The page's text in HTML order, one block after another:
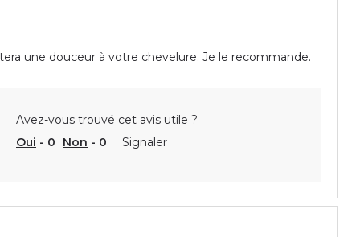
une douceur à votre chevelure. Je le recommande.
Avez-vous trouvé cet avis utile ?
Oui - 0 Non - 0 Signaler